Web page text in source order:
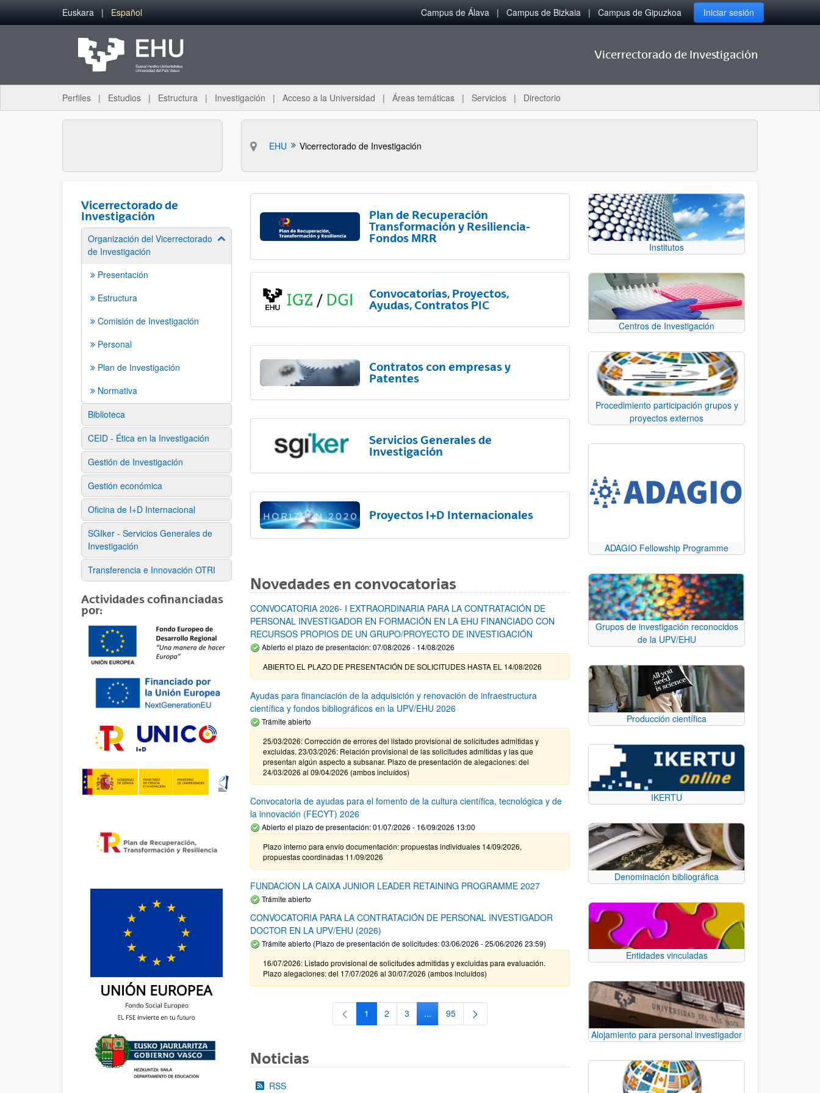
Saltar al contenido principal
Euskara Español Campus de Álava Campus de Bizkaia Campus de Gipuzkoa Iniciar sesión
Vicerrectorado de Investigación
Perfiles Estudios Estructura Investigación Acceso a la Universidad Áreas temáticas Servicios Directorio
EHU Vicerrectorado de Investigación
Vicerrectorado de
Investigación
Organización del Vicerrectorado
de Investigación
Mostrar/ocultar subpáginas
Presentación
Estructura
Comisión de Investigación
Personal
Plan de Investigación
Normativa
Biblioteca
CEID - Ética en la Investigación
Gestión de Investigación
Gestión económica
Oficina de I+D Internacional
SGIker - Servicios Generales de
Investigación
Transferencia e Innovación OTRI
Actividades cofinanciadas
por:
Plan de Recuperación
Transformación y Resiliencia-
Fondos MRR
Convocatorias, Proyectos,
Ayudas, Contratos PIC
Contratos con empresas y
Patentes
Servicios Generales de
Investigación
Proyectos I+D Internacionales
Novedades en convocatorias
CONVOCATORIA 2026- I EXTRAORDINARIA PARA LA CONTRATACIÓN DE
PERSONAL INVESTIGADOR EN FORMACIÓN EN LA EHU FINANCIADO CON
RECURSOS PROPIOS DE UN GRUPO/PROYECTO DE INVESTIGACIÓN
Abierto el plazo de presentación: 07/08/2026 - 14/08/2026
ABIERTO EL PLAZO DE PRESENTACIÓN DE SOLICITUDES HASTA EL 14/08/2026
Ayudas para financiación de la adquisición y renovación de infraestructura
científica y fondos bibliográficos en la UPV/EHU 2026
Trámite abierto
25/03/2026: Corrección de errores del listado provisional de solicitudes admitidas y
excluidas. 23/03/2026: Relación provisional de las solicitudes admitidas y las que
presentan algún aspecto a subsanar. Plazo de presentación de alegaciones: del
24/03/2026 al 09/04/2026 (ambos incluídos)
Convocatoria de ayudas para el fomento de la cultura científica, tecnológica y de
la innovación (FECYT) 2026
Abierto el plazo de presentación: 01/07/2026 - 16/09/2026 13:00
Plazo interno para envío documentación: propuestas individuales 14/09/2026,
propuestas coordinadas 11/09/2026
FUNDACION LA CAIXA JUNIOR LEADER RETAINING PROGRAMME 2027
Trámite abierto
CONVOCATORIA PARA LA CONTRATACIÓN DE PERSONAL INVESTIGADOR
DOCTOR EN LA UPV/EHU (2026)
Trámite abierto (Plazo de presentación de solicitudes: 03/06/2026 - 25/06/2026 23:59)
16/07/2026: Listado provisional de solicitudes admitidas y excluidas para evaluación.
Plazo alegaciones: del 17/07/2026 al 30/07/2026 (ambos incluídos)
Página
1 Página
2 Página
3 ...Páginas intermedias Use TAB para desplazarse.
Página
95
Noticias
RSS
Institutos
Centros de Investigación
Procedimiento participación grupos y
proyectos externos
ADAGIO Fellowship Programme
Grupos de investigación reconocidos
de la UPV/EHU
Producción científica
IKERTU
Denominación bibliográfica
Entidades vinculadas
Alojamiento para personal investigador